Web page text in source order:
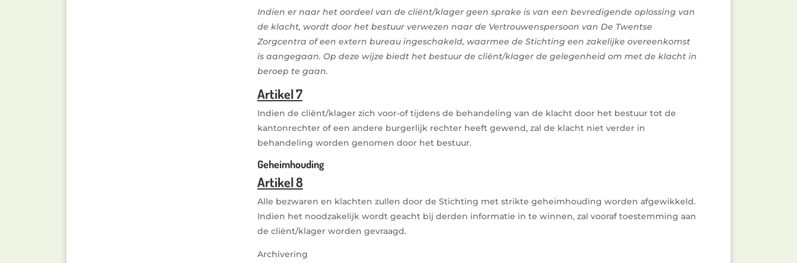
Indien er naar het oordeel van de cliënt/klager geen sprake is van een bevredigende oplossing van
de klacht, wordt door het bestuur verwezen naar de Vertrouwenspersoon van De Twentse
Zorgcentra of een extern bureau ingeschakeld, waarmee de Stichting een zakelijke overeenkomst
is aangegaan. Op deze wijze biedt het bestuur de cliënt/klager de gelegenheid om met de klacht in
beroep te gaan.
Artikel 7
Indien de cliënt/klager zich voor-of tijdens de behandeling van de klacht door het bestuur tot de
kantonrechter of een andere burgerlijk rechter heeft gewend, zal de klacht niet verder in
behandeling worden genomen door het bestuur.
Geheimhouding
Artikel 8
Alle bezwaren en klachten zullen door de Stichting met strikte geheimhouding worden afgewikkeld.
Indien het noodzakelijk wordt geacht bij derden informatie in te winnen, zal vooraf toestemming aan
de cliënt/klager worden gevraagd.
Archivering